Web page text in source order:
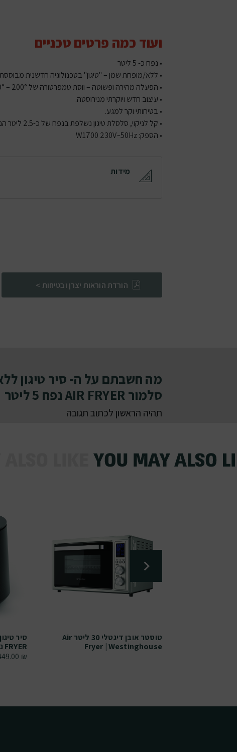
ועוד כמה פרטים טכניים
• נפח כ- 5 ליטר
• ללא/מופחת שמן – "טיגון" בטכנולוגיה חדשנית
• הפעלה מהירה ופשוטה – ווסת טמפרטורה של C80° – 200° , שעון עצר של 60 דקות .
• עיצוב חדש ויוקרתי מנירוסטה.
• בטיחותי וקר למגע.
• קל לניקוי, סלסלת טיגון נשלפת בנפח של כ-2.5 ליטר הניתנת לשטיפה בטוחה גם במדיח הכלים.
• הספק: W1700 230V~50Hz
מידות
הורדת הוראות יצרן ובטיחות >
מה חשבתם על ה- סיר טיגון
סלמור AIR FRYER נפח 5 ליטר
תהיה הראשון לכתוב תגובה
טוסטר אובן דיגטלי 30 ליטר Air
Fryer | Westinghouse
FRYER נפח 3 ליטר
₪